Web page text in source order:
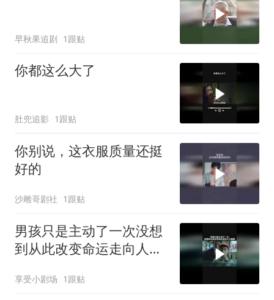
早秋果追剧 1跟贴
你都这么大了
肚兜追影 1跟贴
你别说，这衣服质量还挺
好的
沙雕哥剧社 1跟贴
男孩只是主动了一次没想
到从此改变命运走向人生
享受小剧场 1跟贴